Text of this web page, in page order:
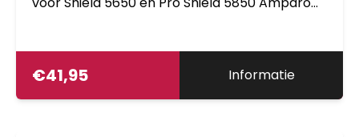
€41,95 Informatie